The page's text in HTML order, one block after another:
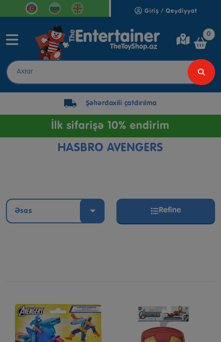
Giriş / Qeydiyyat
0
Şəhərdaxili çatdırılma
İlk sifarişə 10% endirim
HASBRO AVENGERS
Əsas Refine